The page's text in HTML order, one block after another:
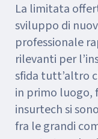
La limitata
sviluppo di
professionale
rilevanti per
sfida tutt’altro
in primo luogo,
insurtech si
fra le grandi